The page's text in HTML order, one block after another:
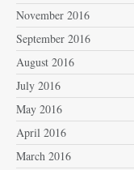
November 2016
September 2016
August 2016
July 2016
May 2016
April 2016
March 2016